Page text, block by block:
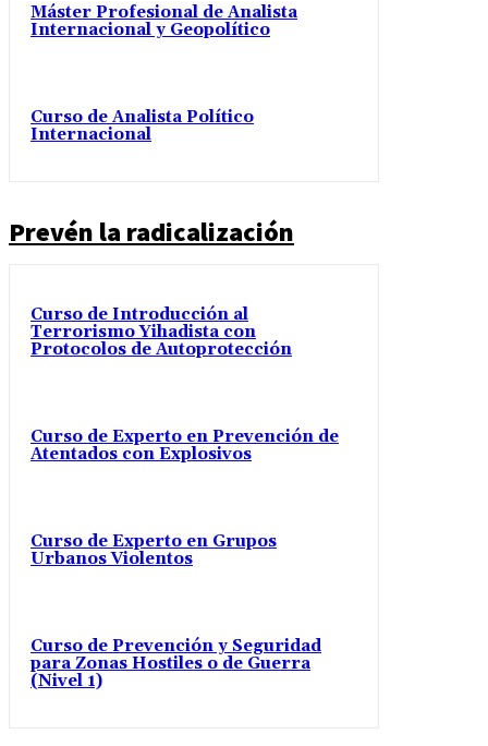
Máster Profesional de Analista
Internacional y Geopolítico
Curso de Analista Político
Internacional
Prevén la radicalización
Curso de Introducción al
Terrorismo Yihadista con
Protocolos de Autoprotección
Curso de Experto en Prevención de
Atentados con Explosivos
Curso de Experto en Grupos
Urbanos Violentos
Curso de Prevención y Seguridad
para Zonas Hostiles o de Guerra
(Nivel 1)